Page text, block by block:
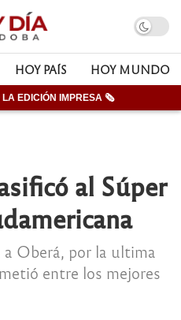
HOY PAÍS HOY MUNDO
LA EDICIÓN IMPRESA 🗞
al Súper
Oberá, por la ultima
entre los mejores